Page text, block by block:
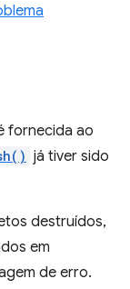
fornecida ao
já tiver sido
destruídos,
em
de erro.